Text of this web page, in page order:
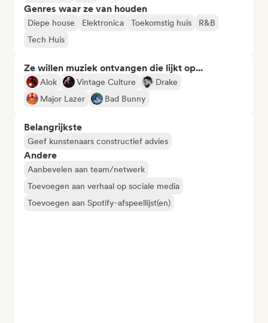
Genres waar ze van houden
Diepe house Elektronica Toekomstig huis
R&B
Tech Huis
Ze willen muziek ontvangen die lijkt op...
Alok Vintage Culture
Drake
Major Lazer
Bad Bunny
Belangrijkste
Geef kunstenaars constructief advies
Andere
Aanbevelen aan team/netwerk
Toevoegen aan verhaal op sociale media
Toevoegen aan Spotify-afspeellijst(en)